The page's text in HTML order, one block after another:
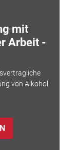
mit
Arbeit -
von Alkohol